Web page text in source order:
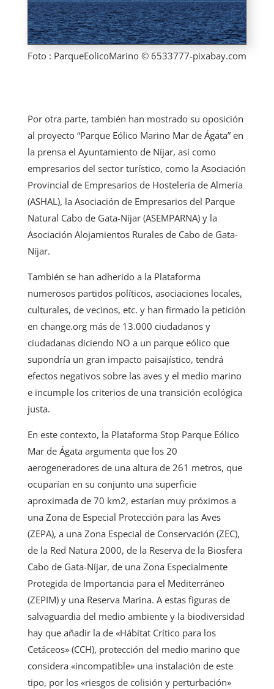
Foto : ParqueEolicoMarino © 6533777-pixabay.com
Por otra parte, también han mostrado su oposición
al proyecto “Parque Eólico Marino Mar de Ágata” en
la prensa el Ayuntamiento de Níjar, así como
empresarios del sector turístico, como la Asociación
Provincial de Empresarios de Hostelería de Almería
(ASHAL), la Asociación de Empresarios del Parque
Natural Cabo de Gata-Níjar (ASEMPARNA) y la
Asociación Alojamientos Rurales de Cabo de Gata-
Níjar.
También se han adherido a la Plataforma
numerosos partidos políticos, asociaciones locales,
culturales, de vecinos, etc. y han firmado la petición
en change.org más de 13.000 ciudadanos y
ciudadanas diciendo NO a un parque eólico que
supondría un gran impacto paisajístico, tendrá
efectos negativos sobre las aves y el medio marino
e incumple los criterios de una transición ecológica
justa.
En este contexto, la Plataforma Stop Parque Eólico
Mar de Ágata argumenta que los 20
aerogeneradores de una altura de 261 metros, que
ocuparían en su conjunto una superficie
aproximada de 70 km2, estarían muy próximos a
una Zona de Especial Protección para las Aves
(ZEPA), a una Zona Especial de Conservación (ZEC),
de la Red Natura 2000, de la Reserva de la Biosfera
Cabo de Gata-Níjar, de una Zona Especialmente
Protegida de Importancia para el Mediterráneo
(ZEPIM) y una Reserva Marina. A estas figuras de
salvaguardia del medio ambiente y la biodiversidad
hay que añadir la de «Hábitat Crítico para los
Cetáceos» (CCH), protección del medio marino que
considera «incompatible» una instalación de este
tipo, por los «riesgos de colisión y perturbación»